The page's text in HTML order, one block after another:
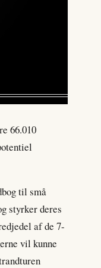
66.010
til små
styrker deres
af de 7-
vil kunne